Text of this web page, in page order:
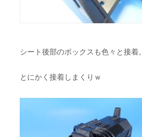
シート後部のボックスも色々と接着。
とにかく接着しまくりｗ